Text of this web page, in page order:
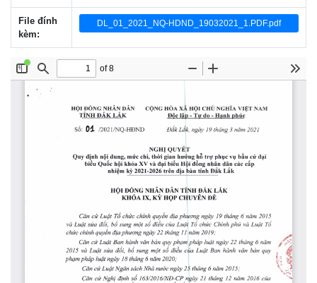
File đính
kèm:
DL_01_2021_NQ-HDND_19032021_1.PDF.pdf